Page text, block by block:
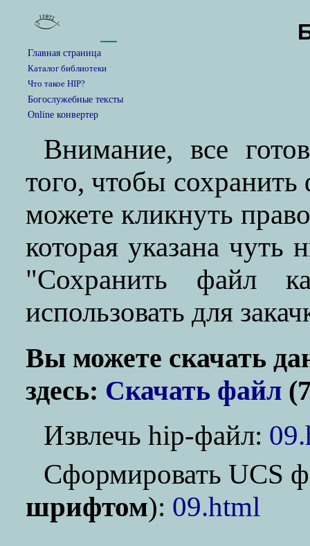
Главная страница
Каталог библиотеки
Что такое HIP?
Богослужебные тексты
Online конвертер
Внимание, все
того, чтобы
можете кликнуть
которая указана
"Сохранить файл
использовать для
Вы можете скачать
здесь: Скачать файл
Извлечь hip-файл:
Cформировать UCS
шрифтом): 09.html